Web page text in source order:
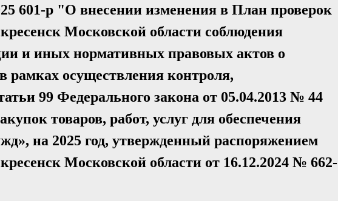
601-р "О внесении изменения в План проверок
Московской области соблюдения
и иных нормативных правовых актов о
рамках осуществления контроля,
99 Федерального закона от 05.04.2013 № 44
товаров, работ, услуг для обеспечения
на 2025 год, утвержденный распоряжением
Московской области от 16.12.2024 № 662-